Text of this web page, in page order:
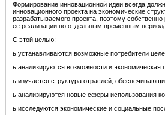
Формирование инновационной идеи всегда
инновационного проекта на экономические
разрабатываемого проекта, поэтому
ее реализации по отдельным временным
С этой целью:
ь устанавливаются возможные потребители
ь анализируются возможности и
ь изучается структура отраслей,
ь анализируются новые сферы использования
ь исследуются экономические и социальные